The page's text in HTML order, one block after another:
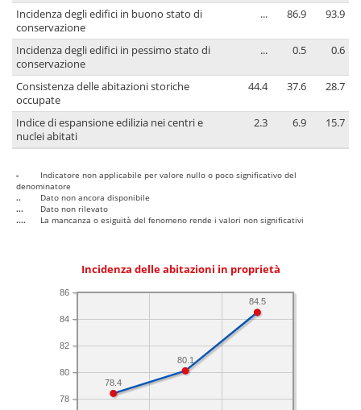
Incidenza degli edifici in buono stato di
conservazione
... 86.9 93.9
Incidenza degli edifici in pessimo stato di
conservazione
... 0.5 0.6
Consistenza delle abitazioni storiche
occupate
44.4 37.6 28.7
Indice di espansione edilizia nei centri e
nuclei abitati
2.3 6.9 15.7
-
Indicatore non applicabile per valore nullo o poco significativo del
denominatore
..
Dato non ancora disponibile
...
Dato non rilevato
....
La mancanza o esiguità del fenomeno rende i valori non significativi
Incidenza delle abitazioni in proprietà
78
80
82
84
86
84.5
80.1
78.4